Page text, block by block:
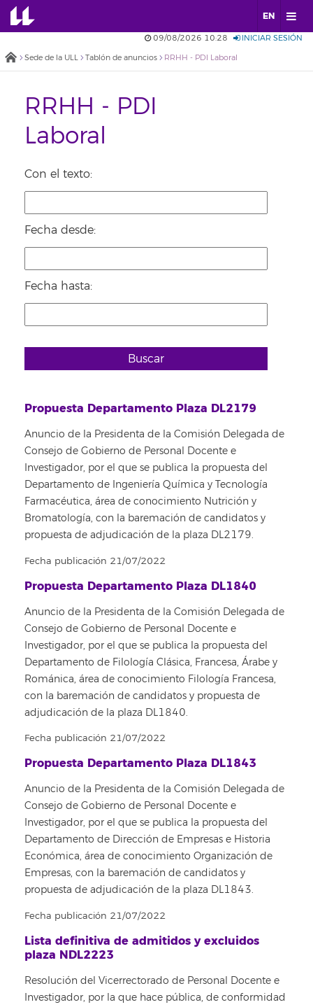
EN
09/08/2026 10:28 INICIAR SESIÓN
Sede de la ULL Tablón de anuncios RRHH - PDI Laboral
RRHH - PDI
Laboral
Con el texto:
Fecha desde:
Fecha hasta:
Buscar
Propuesta Departamento Plaza DL2179
Anuncio de la Presidenta de la Comisión Delegada de
Consejo de Gobierno de Personal Docente e
Investigador, por el que se publica la propuesta del
Departamento de Ingeniería Química y Tecnología
Farmacéutica, área de conocimiento Nutrición y
Bromatología, con la baremación de candidatos y
propuesta de adjudicación de la plaza DL2179.
Fecha publicación 21/07/2022
Propuesta Departamento Plaza DL1840
Anuncio de la Presidenta de la Comisión Delegada de
Consejo de Gobierno de Personal Docente e
Investigador, por el que se publica la propuesta del
Departamento de Filología Clásica, Francesa, Árabe y
Románica, área de conocimiento Filología Francesa,
con la baremación de candidatos y propuesta de
adjudicación de la plaza DL1840.
Fecha publicación 21/07/2022
Propuesta Departamento Plaza DL1843
Anuncio de la Presidenta de la Comisión Delegada de
Consejo de Gobierno de Personal Docente e
Investigador, por el que se publica la propuesta del
Departamento de Dirección de Empresas e Historia
Económica, área de conocimiento Organización de
Empresas, con la baremación de candidatos y
propuesta de adjudicación de la plaza DL1843.
Fecha publicación 21/07/2022
Lista definitiva de admitidos y excluidos
plaza NDL2223
Resolución del Vicerrectorado de Personal Docente e
Investigador, por la que hace pública, de conformidad